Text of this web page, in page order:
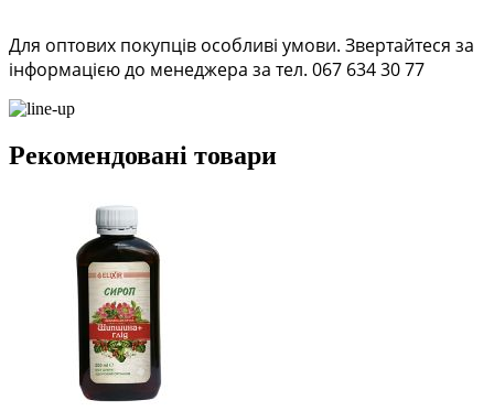
Для оптових покупців особливі умови. Звертайтеся за
інформацією до менеджера за тел. 067 634 30 77
Рекомендовані товари